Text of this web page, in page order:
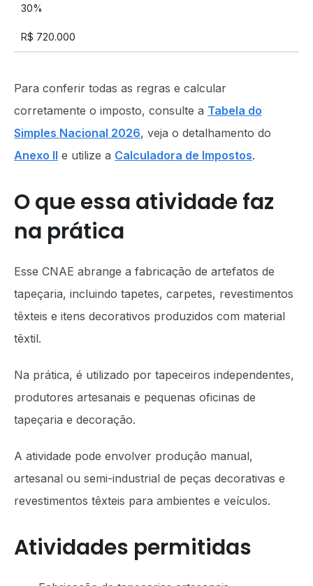
30%
R$ 720.000
Para conferir todas as regras e calcular
corretamente o imposto, consulte a Tabela do
Simples Nacional 2026, veja o detalhamento do
Anexo II e utilize a Calculadora de Impostos.
O que essa atividade faz
na prática
Esse CNAE abrange a fabricação de artefatos de
tapeçaria, incluindo tapetes, carpetes, revestimentos
têxteis e itens decorativos produzidos com material
têxtil.
Na prática, é utilizado por tapeceiros independentes,
produtores artesanais e pequenas oficinas de
tapeçaria e decoração.
A atividade pode envolver produção manual,
artesanal ou semi-industrial de peças decorativas e
revestimentos têxteis para ambientes e veículos.
Atividades permitidas